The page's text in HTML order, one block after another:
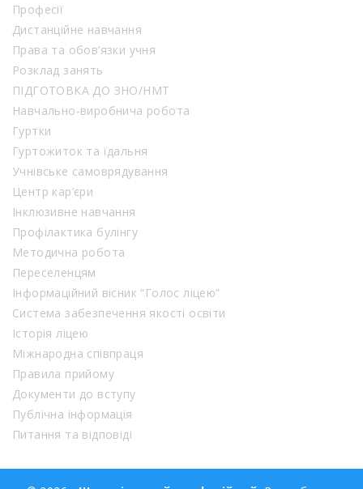
Професії
Дистанційне навчання
Права та обов’язки учня
Розклад занять
ПІДГОТОВКА ДО ЗНО/НМТ
Навчально-виробнича робота
Гуртки
Гуртожиток та їдальня
Учнівське самоврядування
Центр кар’єри
Інклюзивне навчання
Профілактика булінгу
Методична робота
Переселенцям
Інформаційний вісник “Голос ліцею”
Система забезпечення якості освіти
Історія ліцею
Міжнародна співпраця
Правила прийому
Документи до вступу
Публічна інформація
Питання та відповіді